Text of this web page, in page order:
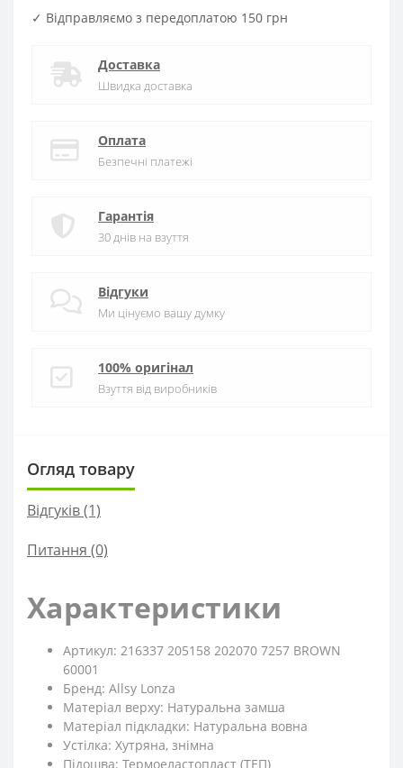
✓ Відправляємо з передоплатою 150 грн
Доставка
Швидка доставка
Оплата
Безпечні платежі
Гарантія
30 днів на взуття
Відгуки
Ми цінуємо вашу думку
100% оригінал
Взуття від виробників
Огляд товару
Відгуків (1)
Питання (0)
Характеристики
Артикул: 216337 205158 202070 7257 BROWN
60001
Бренд: Allsy Lonza
Матеріал верху: Натуральна замша
Матеріал підкладки: Натуральна вовна
Устілка: Хутряна, знімна
Підошва: Термоеластопласт (ТЕП)